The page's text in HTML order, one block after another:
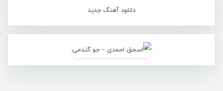
دانلود آهنگ جدید